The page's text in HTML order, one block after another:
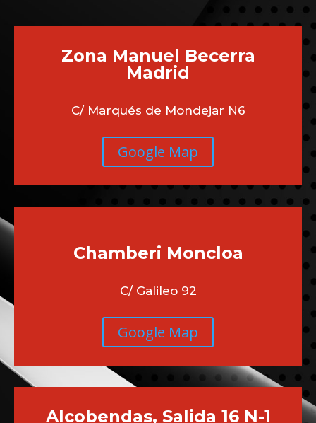
Zona Manuel Becerra
Madrid
C/ Marqués de Mondejar N6
Google Map
Chamberi Moncloa
C/ Galileo 92
Google Map
Alcobendas, Salida 16 N-1